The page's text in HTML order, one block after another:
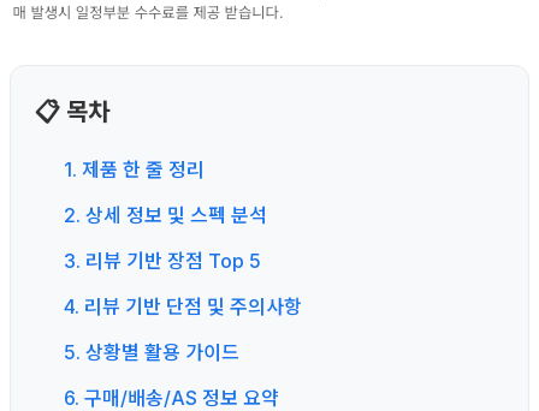
📋 목차
1. 제품 한 줄 정리
2. 상세 정보 및 스펙 분석
3. 리뷰 기반 장점 Top 5
4. 리뷰 기반 단점 및 주의사항
5. 상황별 활용 가이드
6. 구매/배송/AS 정보 요약